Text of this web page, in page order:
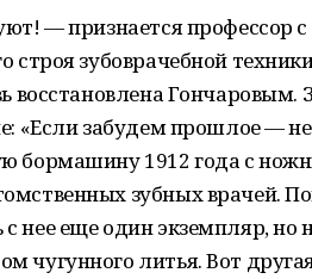
— признается профессор
строя зубоврачебной
восстановлена Гончаровым.
«Если забудем прошлое —
бормашину 1912 года с
зубных врачей.
нее еще один экземпляр, но
чугунного литья. Вот